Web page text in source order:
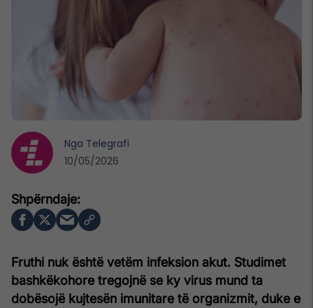
Fruthi nuk është vetëm infeksion akut. Studimet
bashkëkohore tregojnë se ky virus mund ta
dobësojë kujtesën imunitare të organizmit, duke e
Nga Telegrafi
10/05/2026